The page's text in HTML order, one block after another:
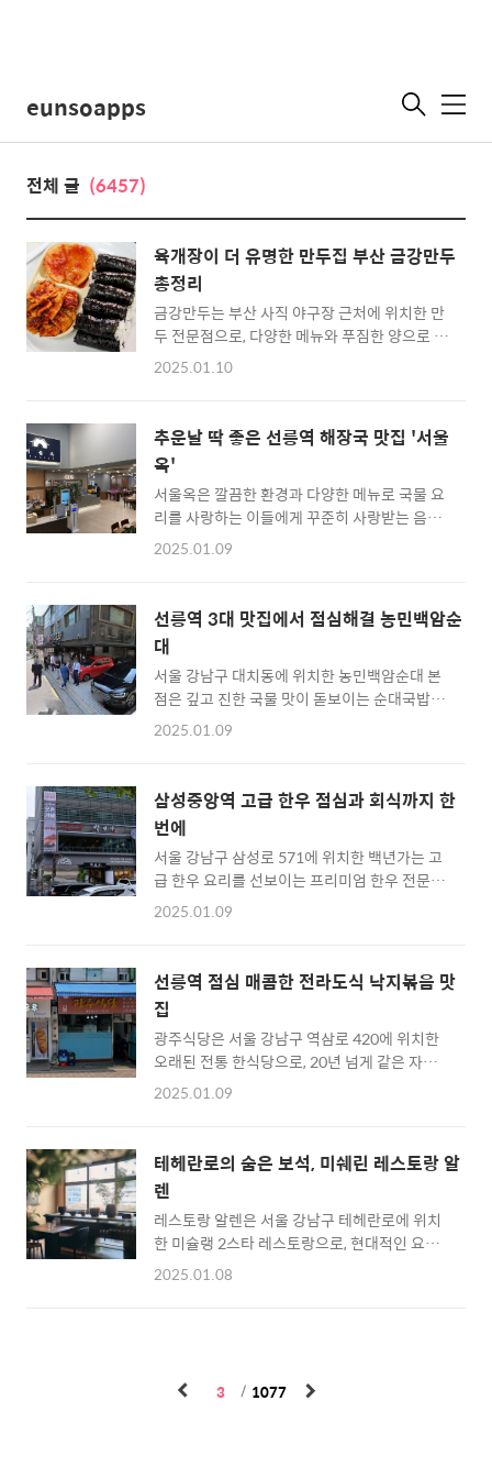
eunsoapps 메
전체 글 (6457)
육개장이 더 유명한 만두집 부산 금강만두
총정리
금강만두는 부산 사직 야구장 근처에 위치한 만
두 전문점으로, 다양한 메뉴와 푸짐한 양으로 많
은 사랑을 받고 있습니다. 대표 메뉴인 충무김밥
까지 만족시키는 곳입니다. 특히 반찬으로 제공
되는 계란말이는 매운 음식과 함께 곁들이기 좋
다는 평을 받으며, 전체적인 식사 경험을 더욱
풍성하게 만들어 줍니다. 주차 공간은 다소 협소
하지만 인근 주차장을 이용하면 식사비 할인을
받을 수 있어 고객 편의를 고려한 세심함도 느낄
할 만한 식당입니다. 위치 및 접근성부산 사직
야구장 근처에 위치한 금강만두는 지역 주민들
과 관광객들 사이에서 잘 알려진 ..
2025.01.10
추운날 딱 좋은 선릉역 해장국 맛집 '서울
옥'
서울옥은 깔끔한 환경과 다양한 메뉴로 국물 요
리를 사랑하는 이들에게 꾸준히 사랑받는 음식
점입니다.서울 강남구 역삼동에 위치한 서울옥
과 푸짐한 재료가 특징인 양선지해장국, 시원한
국물과 큼직한 갈비가 들어간 갈비탕, 그리고 든
든한 한 끼로 인기를 끄는 곰탕이 있습니다. 매
장은 넓고 깔끔하여 대기 없이 이용할 수 있는
경우가 많으며, 가격대는 양지와 곰탕 기준
16,000원 수준으로 다소 높은 편이나, 풍부한
있으며, 뜨끈한 국물 요리로 해장이나 든든한 식
사가 필요할 때 추천할 만한 곳입니다. 다만, 일
부 손님들은 가격과 ..
2025.01.09
선릉역 3대 맛집에서 점심해결 농민백암순
대
서울 강남구 대치동에 위치한 농민백암순대 본
점은 깊고 진한 국물 맛이 돋보이는 순대국밥과
부드러운 토종 순대로 유명한 맛집입니다. 다양
(15,000원)까지 선택의 폭이 넓습니다. 특히,
부드럽고 풍미 있는 모둠 수육과 깔끔한 반찬이
인기를 더합니다. 매장 분위기는 활기차며, 인기
있는 식당답게 평일과 주말을 막론하고 웨이팅
이 길게 이어집니다. 대기 시간은 평균 30분 정
도이며, 직원들은 친절한 서비스를 제공합니다.
장을 활용하면 더 편리하게 방문할 수 있습니다.
위치 및 접근성서울 강남구 대치동 한티역 근처
에 위치한 농민백암순대 ..
2025.01.09
삼성중앙역 고급 한우 점심과 회식까지 한
번에
서울 강남구 삼성로 571에 위치한 백년가는 고
급 한우 요리를 선보이는 프리미엄 한우 전문점
입니다. 투뿔 등급 한우를 사용해 품질 높은 고
육사시미 등이 있습니다. 점심에는 합리적인 가
격으로 한우등심세트, 소양념갈비세트 등 다양
한 세트 메뉴를 제공해 많은 고객들의 호응을 얻
고 있습니다. 백년가는 고급스러운 인테리어와
넓은 룸, 무선 충전기와 같은 편의시설로 가족
모임, 회식, 데이트 등 다양한 목적으로 적합한
있어요백년가 강남 삼성동의 프리미엄 한우 전
문점위치 및 접근성서울 강남구 삼성로 571에
위치한 백년가는 삼성동 ..
2025.01.09
선릉역 점심 매콤한 전라도식 낙지볶음 맛
집
광주식당은 서울 강남구 역삼로 420에 위치한
오래된 전통 한식당으로, 20년 넘게 같은 자리
를 지키고 있는 소박한 분위기의 식당입니다. 대
에게 사랑받고 있으며, 예약제로 운영되는 낮 시
간대 삼겹살은 특히 인기입니다. 전라도식 상차
림과 함께 제공되는 다양한 반찬은 전통적인 한
식의 맛을 느낄 수 있게 해줍니다. 추가 메뉴로
동태찌개, 된장찌개, 순두부찌개 등이 준비되어
있어, 강렬한 양념과 깊은 맛을 선호하는 이들에
라도식 강렬한 맛을 선보이는..
2025.01.09
테헤란로의 숨은 보석, 미쉐린 레스토랑 알
렌
레스토랑 알렌은 서울 강남구 테헤란로에 위치
한 미슐랭 2스타 레스토랑으로, 현대적인 요리
와 한국 제철 식재료를 활용한 메뉴가 돋보입니
파스타는 대표적인 인기 메뉴로 손꼽힙니다. 은
은한 브라운과 카푸치노 톤의 세련된 인테리어
2025.01.08
3 1077